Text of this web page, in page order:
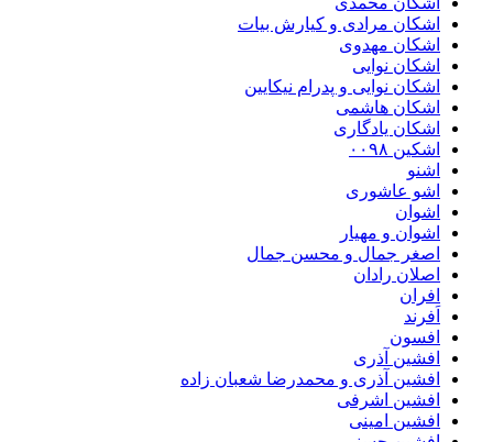
اشکان مرادی و کیارش بیات
اشکان مهدوی
اشکان نوایی
اشکان نوایی و پدرام نیکایین
اشکان هاشمی
اشکان یادگاری
اشکین ۰۰۹۸
اشنو
اشو عاشوری
اشوان
اشوان و مهیار
اصغر جمال و محسن جمال
اصلان رادان
افران
اَفرند
افسون
افشین آذری
افشین آذری و محمدرضا شعبان زاده
افشین اشرفی
افشین امینی